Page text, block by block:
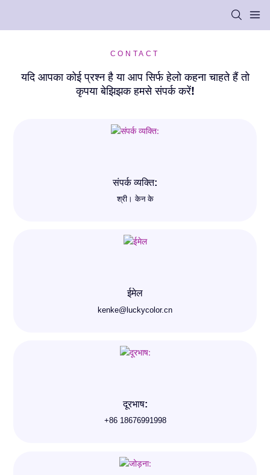
CONTACT
यदि आपका कोई प्रश्न है या आप सिर्फ हेलो कहना चाहते हैं तो
कृपया बेझिझक हमसे संपर्क करें!
संपर्क व्यक्ति:
श्री। केन के
ईमेल
kenke@luckycolor.cn
दूरभाष:
+86 18676991998